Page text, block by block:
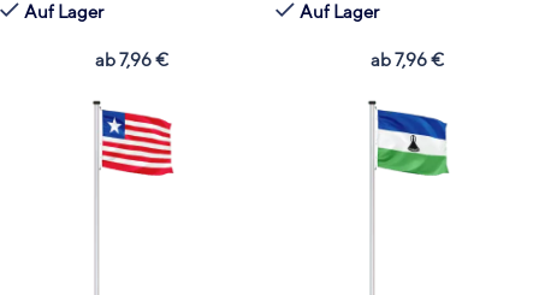
Auf Lager
ab7,96€
Auf Lager
ab7,96€